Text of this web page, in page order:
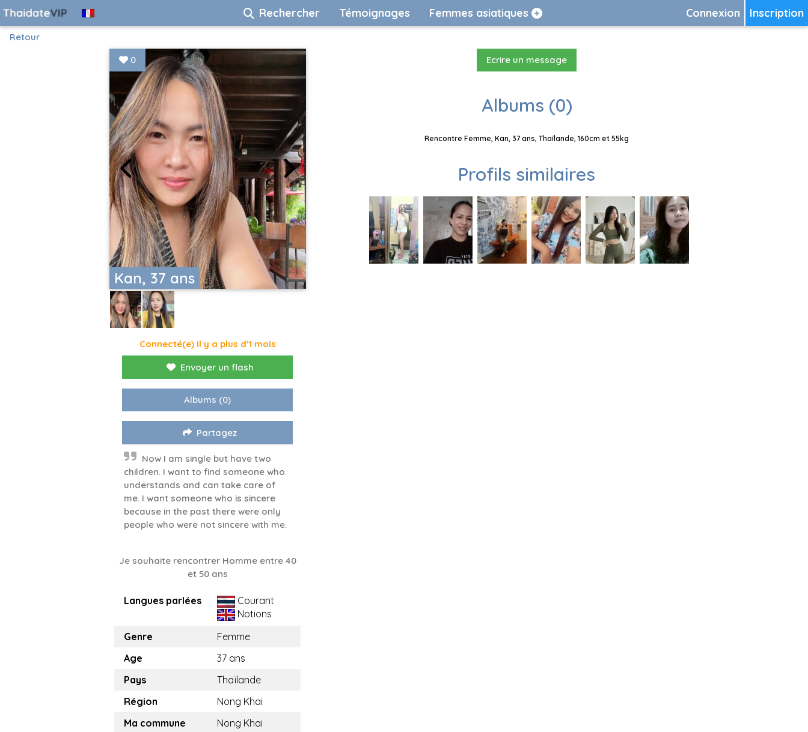
Inscription
Connexion
Rechercher Témoignages Femmes asiatiques
Retour
Kan, 37 ans
0
Connecté(e) il y a plus d'1 mois
Envoyer un flash
Albums (0)
Partagez
Now I am single but have two
children. I want to find someone who
understands and can take care of
me. I want someone who is sincere
because in the past there were only
people who were not sincere with me.
Je souhaite rencontrer Homme entre 40
et 50 ans
Langues parlées
Courant
Notions
Genre
Femme
Age
37 ans
Pays
Thaïlande
Région
Nong Khai
Ma commune
Nong Khai
Ecrire un message
Albums (0)
Rencontre Femme, Kan, 37 ans, Thaïlande, 160cm et 55kg
Profils similaires